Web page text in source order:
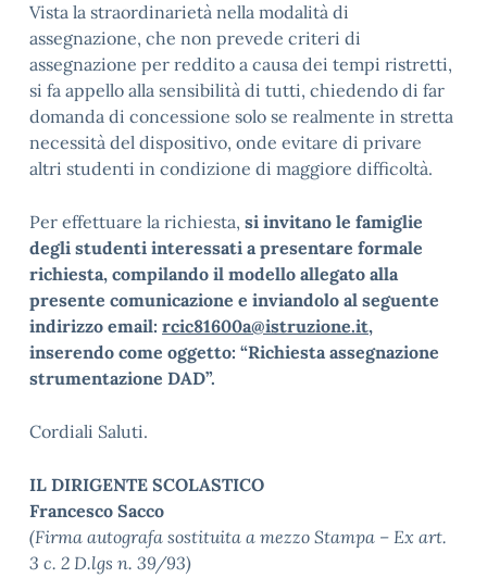
Vista la straordinarietà nella modalità di
assegnazione, che non prevede criteri di
assegnazione per reddito a causa dei tempi ristretti,
si fa appello alla sensibilità di tutti, chiedendo di far
domanda di concessione solo se realmente in stretta
necessità del dispositivo, onde evitare di privare
altri studenti in condizione di maggiore difficoltà.
Per effettuare la richiesta, si invitano le famiglie
degli studenti interessati a presentare formale
richiesta, compilando il modello allegato alla
presente comunicazione e inviandolo al seguente
indirizzo email: rcic81600a@istruzione.it,
inserendo come oggetto: “Richiesta assegnazione
strumentazione DAD”.
Cordiali Saluti.
IL DIRIGENTE SCOLASTICO
Francesco Sacco
(Firma autografa sostituita a mezzo Stampa – Ex art.
3 c. 2 D.lgs n. 39/93)